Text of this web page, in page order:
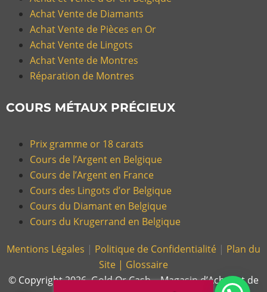
Achat Vente de Diamants
Achat Vente de Pièces en Or
Achat Vente de Lingots
Achat Vente de Montres
Réparation de Montres
COURS MÉTAUX PRÉCIEUX
Prix gramme or 18 carats
Cours de l’Argent en Belgique
Cours de l’Argent en France
Cours des Lingots d’or Belgique
Cours du Diamant en Belgique
Cours du Krugerrand en Belgique
Mentions Légales | Politique de Confidentialité | Plan du
Site | Glossaire
© Copyright 2026, Gold Or Cash – Magasin d’Achat et de